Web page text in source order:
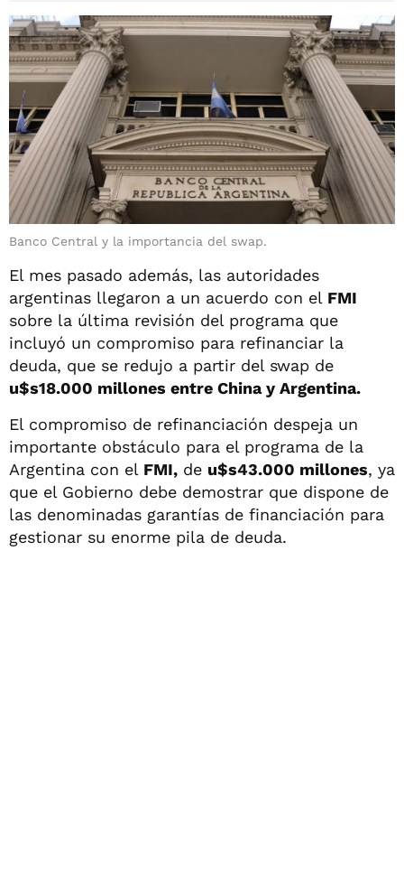
Banco Central y la importancia del swap.
El mes pasado además, las autoridades
argentinas llegaron a un acuerdo con el FMI
sobre la última revisión del programa que
incluyó un compromiso para refinanciar la
deuda, que se redujo a partir del swap de
u$s18.000 millones entre China y Argentina.
El compromiso de refinanciación despeja un
importante obstáculo para el programa de la
Argentina con el FMI, de u$s43.000 millones, ya
que el Gobierno debe demostrar que dispone de
las denominadas garantías de financiación para
gestionar su enorme pila de deuda.